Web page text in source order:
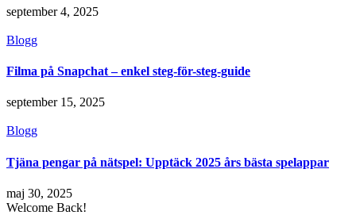
september 4, 2025
Blogg
Filma på Snapchat – enkel steg-för-steg-guide
september 15, 2025
Blogg
Tjäna pengar på nätspel: Upptäck 2025 års bästa spelappar
maj 30, 2025
Welcome Back!